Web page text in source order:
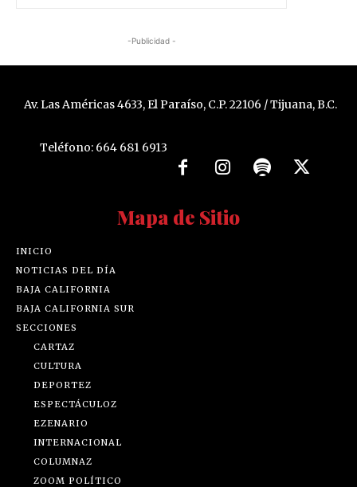
-Publicidad -
Av. Las Américas 4633, El Paraíso, C.P. 22106 / Tijuana, B.C.
Teléfono: 664 681 6913
Mapa de Sitio
INICIO
NOTICIAS DEL DÍA
BAJA CALIFORNIA
BAJA CALIFORNIA SUR
SECCIONES
CARTAZ
CULTURA
DEPORTEZ
ESPECTÁCULOZ
EZENARIO
INTERNACIONAL
COLUMNAZ
ZOOM POLÍTICO